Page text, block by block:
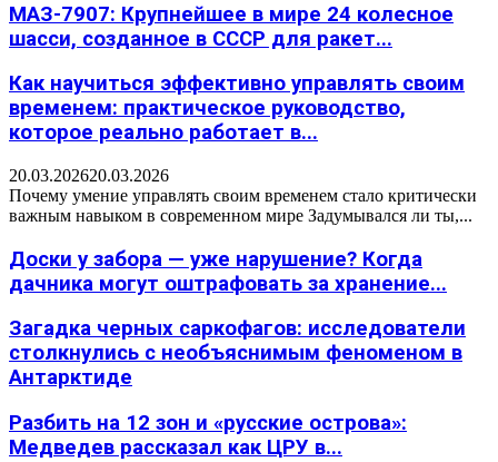
МАЗ-7907: Крупнейшее в мире 24 колесное
шасси, созданное в СССР для ракет...
Как научиться эффективно управлять своим
временем: практическое руководство,
которое реально работает в...
20.03.202620.03.2026
Почему умение управлять своим временем стало критически
важным навыком в современном мире Задумывался ли ты,...
Доски у забора — уже нарушение? Когда
дачника могут оштрафовать за хранение...
Загадка черных саркофагов: исследователи
столкнулись с необъяснимым феноменом в
Антарктиде
Разбить на 12 зон и «русские острова»:
Медведев рассказал как ЦРУ в...